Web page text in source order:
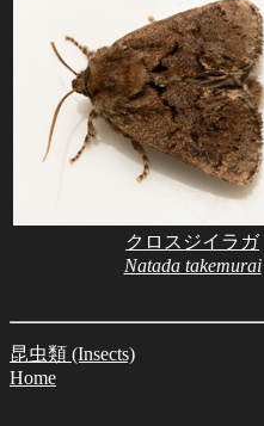
クロスジイラガ
Natada takemurai
昆虫類 (Insects)
Home